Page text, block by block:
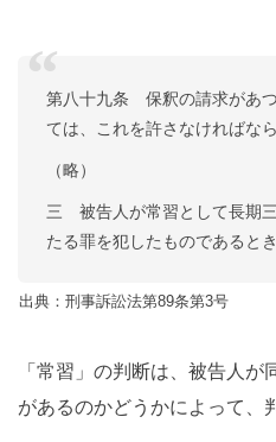
第八十九条 保釈の請求があ
ては、これを許さなければなら
（略）
三 被告人が常習として長期
たる罪を犯したものであるとき
出典：刑事訴訟法第89条第3号
「常習」の判断は、被告人
があるのかどうかによって、